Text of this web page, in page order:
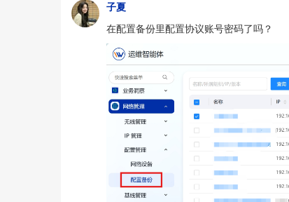
子夏
在配置备份里配置协议账号密码了吗？